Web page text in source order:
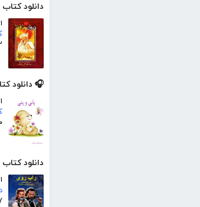
دانلود
🎧 دانلود
۰ صفحه
دانلود